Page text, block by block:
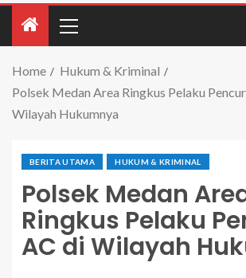
Home
Hukum & Kriminal
Polsek Medan Area Ringkus Pelaku
Wilayah Hukumnya
BERITA UTAMA HUKUM & KRIMINAL
Polsek Medan
Ringkus Pelaku
AC di Wilayah